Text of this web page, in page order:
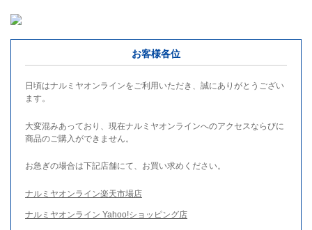
お客様各位
日頃はナルミヤオンラインをご利用いただき、誠にありがとうござい
ます。
大変混みあっており、現在ナルミヤオンラインへのアクセスならびに
商品のご購入ができません。
お急ぎの場合は下記店舗にて、お買い求めください。
ナルミヤオンライン楽天市場店
ナルミヤオンライン Yahoo!ショッピング店